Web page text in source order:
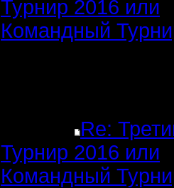
Турнир 2016 или
Командный
Re:
Турнир 2016 или
Командный